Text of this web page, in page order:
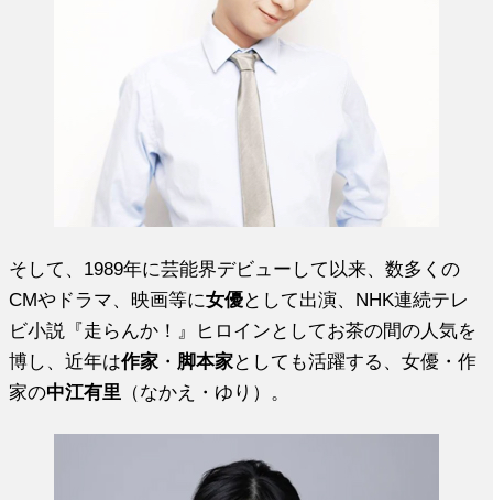
そして、1989年に芸能界デビューして以来、数多くの
CMやドラマ、映画等に女優として出演、NHK連続テレ
ビ小説『走らんか！』ヒロインとしてお茶の間の人気を
博し、近年は作家 ・ 脚本家としても活躍する、女優・作
家の中江有里 （なかえ・ゆり）。